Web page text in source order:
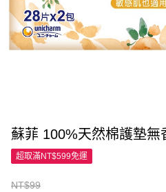
蘇菲 100%天然棉護墊無
超取滿NT$599免運
NT$99